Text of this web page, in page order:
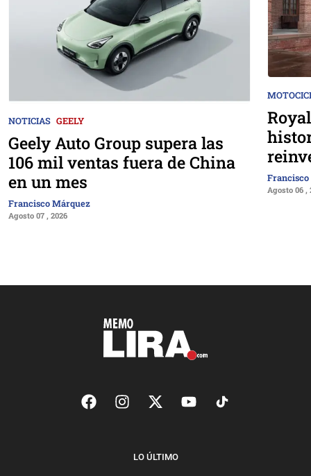
NOTICIAS GEELY
Geely Auto Group supera las
106 mil ventas fuera de China
en un mes
Francisco Márquez
Agosto 07 , 2026
Agosto 06 ,
LO ÚLTIMO